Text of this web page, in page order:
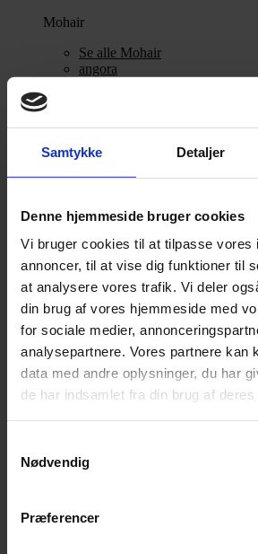
Samtykke Detaljer
Denne hjemmeside bruger cookies
Vi bruger cookies til at tilpasse vores
annoncer, til at vise dig funktioner til
at analysere vores trafik. Vi deler
din brug af vores hjemmeside med
for sociale medier,
analysepartnere. Vores partnere kan
data med andre oplysninger, du har
de har indsamlet fra din brug af deres
Nødvendig
Præferencer
Mohair
Se alle Mohair
angora
Filnovo
Mulberry Silk
Silk Mohair
Tynn Silk Mohair
angora
Bella
Desiderio
Filnovo
Mulberry Silk
Silk Mohair
Tilia
Tynn Silk Mohair
Alpaka
Alice
Alpaca 3